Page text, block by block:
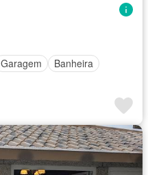
Garagem
Banheira